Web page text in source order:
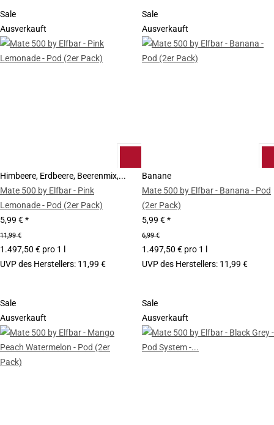
Sale
Ausverkauft
Himbeere, Erdbeere, Beerenmix,...
Mate 500 by Elfbar - Pink
Lemonade - Pod (2er Pack)
5,99 €*
11,99 €
1.497,50 € pro 1 l
UVP des Herstellers: 11,99 €
Sale
Ausverkauft
Banane
Mate 500 by Elfbar - Banana - Pod
(2er Pack)
5,99 €*
6,99 €
1.497,50 € pro 1 l
UVP des Herstellers: 11,99 €
Sale
Ausverkauft
Sale
Ausverkauft